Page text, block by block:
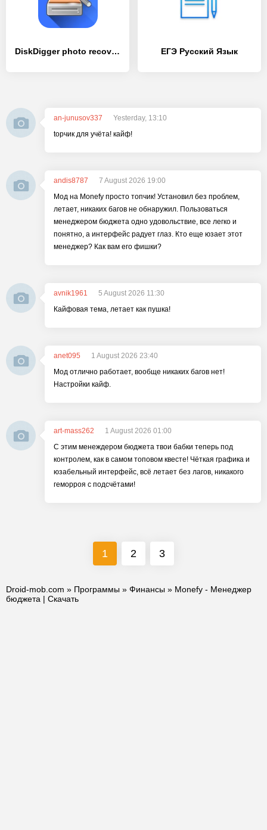
DiskDigger photo recovery ЕГЭ Русский Язык
an-junusov337
Yesterday, 13:10
topчик для учёта! кайф!
andis8787
7 August 2026 19:00
Мод на Monefy просто топчик! Установил без проблем,
летает, никаких багов не обнаружил. Пользоваться
менеджером бюджета одно удовольствие, все легко и
понятно, а интерфейс радует глаз. Кто еще юзает этот
менеджер? Как вам его фишки?
avnik1961
5 August 2026 11:30
Кайфовая тема, летает как пушка!
anet095
1 August 2026 23:40
Мод отлично работает, вообще никаких багов нет!
Настройки кайф.
art-mass262
1 August 2026 01:00
С этим менеждером бюджета твои бабки теперь под
контролем, как в самом топовом квесте! Чёткая графика и
юзабельный интерфейс, всё летает без лагов, никакого
геморроя с подсчётами!
1 2 3
Droid-mob.com » Программы » Финансы » Monefy - Менеджер
бюджета | Скачать